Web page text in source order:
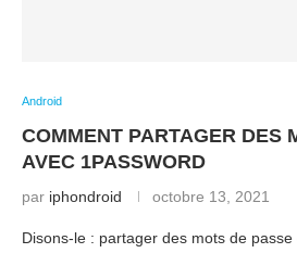
Android
COMMENT PARTAGER DES
AVEC 1PASSWORD
par iphondroid octobre 13, 2021
Disons-le : partager des mots de passe